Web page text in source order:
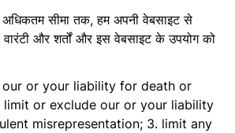
अधिकतम सीमा तक, हम अपनी वेबसाइट से
और शर्तों और इस वेबसाइट के उपयोग को
our or your liability for death or
limit or exclude our or your liability
misrepresentation; 3. limit any